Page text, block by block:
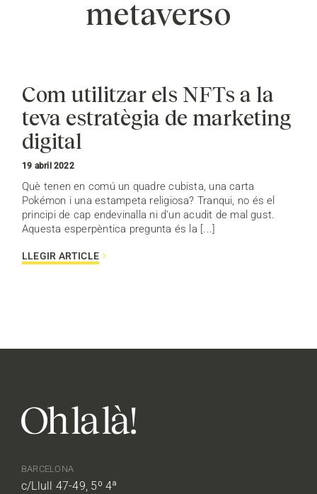
metaverso
Com utilitzar els NFTs a la
teva estratègia de marketing
digital
19 abril 2022
Què tenen en comú un quadre cubista, una carta
Pokémon i una estampeta religiosa? Tranqui, no és el
principi de cap endevinalla ni d'un acudit de mal gust.
Aquesta esperpèntica pregunta és la [...]
LLEGIR ARTICLE
BARCELONA
c/Llull 47-49, 5º 4ª